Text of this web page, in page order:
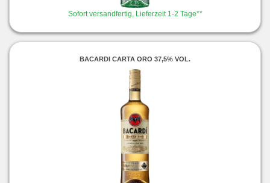
Sofort versandfertig, Lieferzeit 1-2 Tage**
BACARDI CARTA ORO 37,5% VOL.